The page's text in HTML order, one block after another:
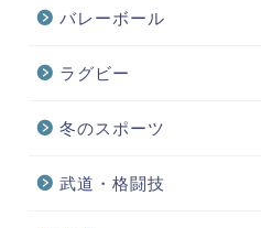
バレーボール
ラグビー
冬のスポーツ
武道・格闘技